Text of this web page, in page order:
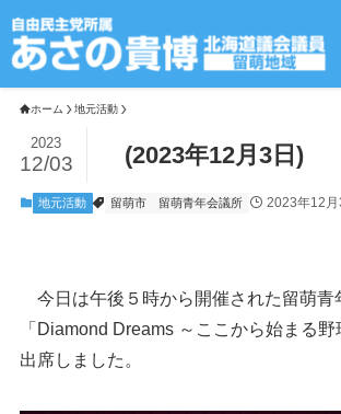
ホーム 地元活動
(2023年12月3日)
2023
12/03
地元活動 留萌市 留萌青年会議所 2023年12月
今日は午後５時から開催された留萌青
「Diamond Dreams ～ここから始まる
出席しました。